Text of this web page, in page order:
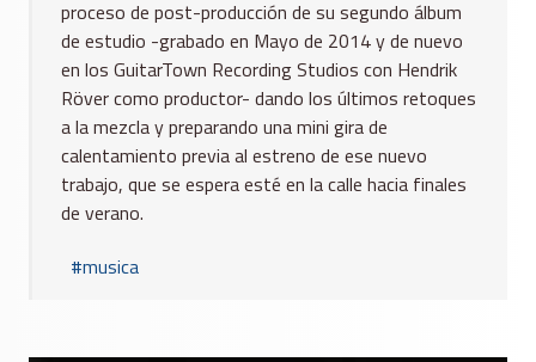
proceso de post-producción de su segundo álbum
de estudio -grabado en Mayo de 2014 y de nuevo
en los GuitarTown Recording Studios con Hendrik
Röver como productor- dando los últimos retoques
a la mezcla y preparando una mini gira de
calentamiento previa al estreno de ese nuevo
trabajo, que se espera esté en la calle hacia finales
de verano.
musica